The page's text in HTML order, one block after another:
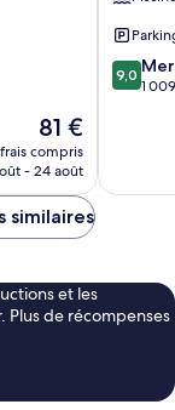
Le
nouveau
prix
de
81 €
compris
- 24 août
9.0
sur
9,0
1
similaires
et les
Plus de récompenses